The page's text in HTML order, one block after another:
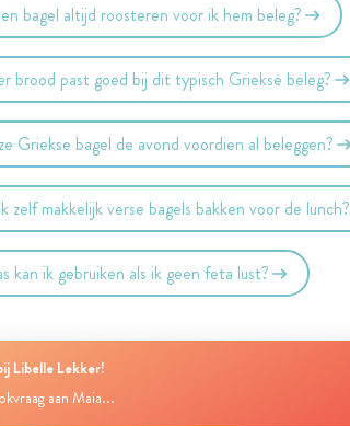
bagel altijd roosteren voor ik hem beleg?
brood past goed bij dit typisch Griekse beleg?
Griekse bagel de avond voordien al beleggen?
zelf makkelijk verse bagels bakken voor de lunch?
kan ik gebruiken als ik geen feta lust?
Libelle Lekker!
aan Maia...